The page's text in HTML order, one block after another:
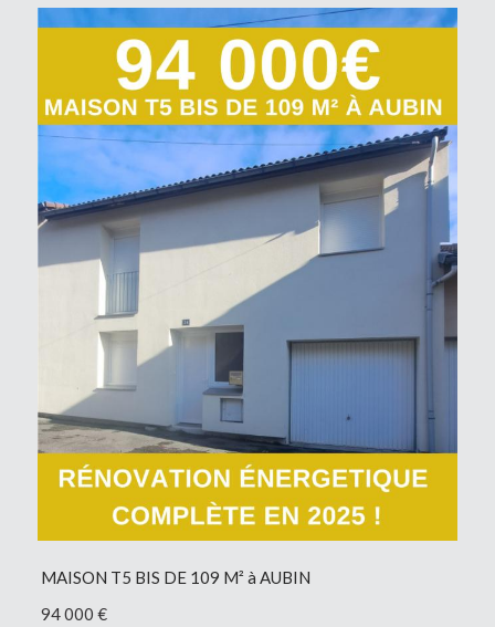
MAISON T5 BIS DE 109 M² à AUBIN
94 000 €